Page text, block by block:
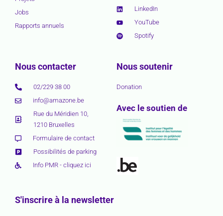
Jobs
Rapports annuels
LinkedIn
YouTube
Spotify
Nous contacter
02/229 38 00
info@amazone.be
Rue du Méridien 10,
1210 Bruxelles
Formulaire de contact
Possibilités de parking
Info PMR - cliquez ici
Nous soutenir
Donation
Avec le soutien de
S'inscrire à la newsletter